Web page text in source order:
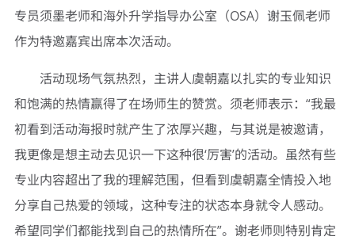
专员须墨老师和海外升学指导办公室（OSA）谢玉佩老师
作为特邀嘉宾出席本次活动。
活动现场气氛热烈，主讲人虞朝嘉以扎实的专业知识
和饱满的热情赢得了在场师生的赞赏。须老师表示：“我最
初看到活动海报时就产生了浓厚兴趣，与其说是被邀请，
我更像是想主动去见识一下这种很‘厉害’的活动。虽然有些
专业内容超出了我的理解范围，但看到虞朝嘉全情投入地
分享自己热爱的领域，这种专注的状态本身就令人感动。
希望同学们都能找到自己的热情所在”。谢老师则特别肯定